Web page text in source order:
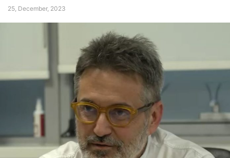
25, December, 2023